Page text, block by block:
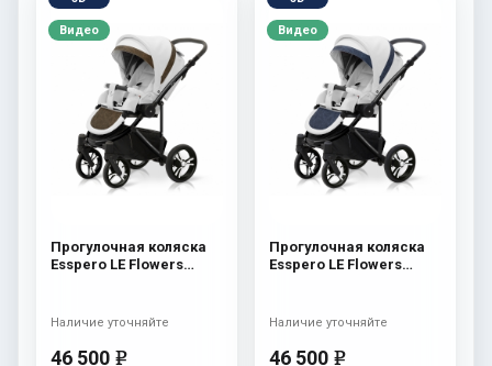
Видео
Прогулочная коляска
Esspero LE Flowers
46 500 e
Наличие уточняйте
Видео
Прогулочная коляска
Esspero LE Flowers
46 500 e
Наличие уточняйте